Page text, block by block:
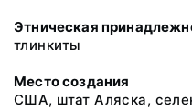
Этническая
тлинкиты
Место создания
США, штат Аляска,